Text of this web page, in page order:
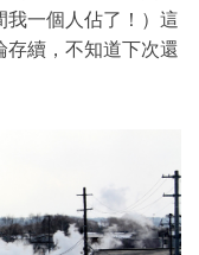
一個人佔了！）這
續，不知道下次還